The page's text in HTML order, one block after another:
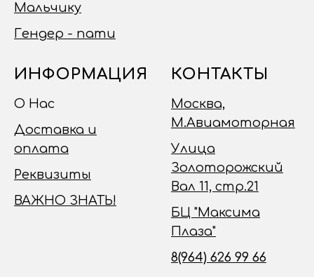
Мальчику
Гендер - пати
ИНФОРМАЦИЯ
О Нас
Доставка и
оплата
Реквизиты
ВАЖНО ЗНАТЬ!
КОНТАКТЫ
Москва,
М.Авиамоторная
Улица
Золоторожский
Вал 11, стр.21
БЦ "Максима
Плаза"
8(964) 626 99 66